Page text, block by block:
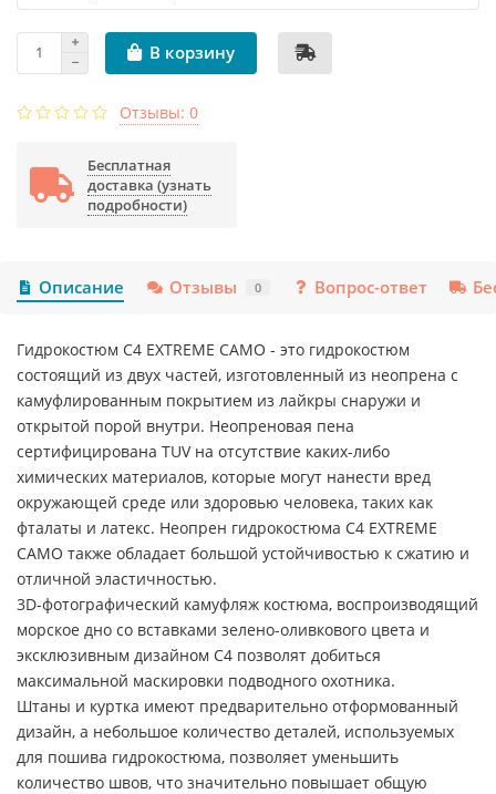
В корзину
Отзывы: 0
Бесплатная
доставка (узнать
подробности)
Описание Отзывы 0 Вопрос-ответ
Гидрокостюм C4 EXTREME CAMO - это гидрокостюм
состоящий из двух частей, изготовленный из неопрена с
камуфлированным покрытием из лайкры снаружи и
открытой порой внутри. Неопреновая пена
сертифицирована TUV на отсутствие каких-либо
химических материалов, которые могут нанести вред
окружающей среде или здоровью человека, таких как
фталаты и латекс. Неопрен гидрокостюма C4 EXTREME
CAMO также обладает большой устойчивостью к сжатию и
отличной эластичностью.
3D-фотографический камуфляж костюма, воспроизводящий
морское дно со вставками зелено-оливкового цвета и
эксклюзивным дизайном C4 позволят добиться
максимальной маскировки подводного охотника.
Штаны и куртка имеют предварительно отформованный
дизайн, а небольшое количество деталей, используемых
для пошива гидрокостюма, позволяет уменьшить
количество швов, что значительно повышает общую